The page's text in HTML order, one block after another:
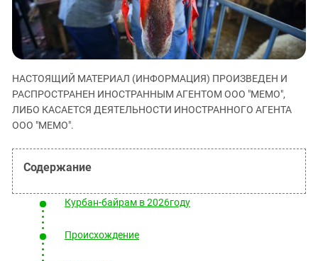
ЗАСТАВЛЯЕТ
КАВКАЗ ЗА ПАЛЕСТИНУ
ИНАКОМЫСЛИЕ В ЧЕЧНЕ
ПРЕСЛЕДОВАНИЕ АКТИВИСТОВ
МОБИЛИЗАЦИЯ И ПРОТЕСТЫ
Дагестан
Ингушетия
Кабардино-Балкария
Калмыкия
Карачаево-Черкесия
Краснодарский край
Российская Федерация
Северная Осетия - Алания
СКФО
Ставропольский край
НАСТОЯЩИЙ МАТЕРИАЛ (ИНФОРМАЦИЯ) ПРОИЗВЕДЕН И
РАСПРОСТРАНЕН ИНОСТРАННЫМ АГЕНТОМ ООО "МЕМО",
ЛИБО КАСАЕТСЯ ДЕЯТЕЛЬНОСТИ ИНОСТРАННОГО АГЕНТА
ООО "МЕМО".
Курбан-байрам в 2026году
Происхождение